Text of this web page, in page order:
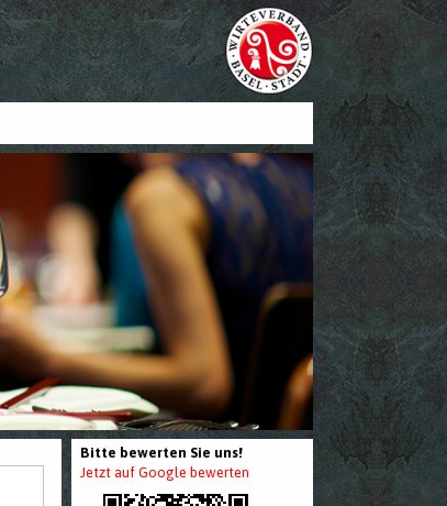
Bitte bewerten Sie uns!
Jetzt auf Google bewerten